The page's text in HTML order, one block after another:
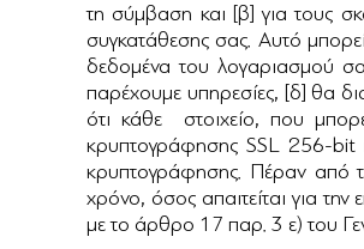
τη σύμβαση και [β] για τους
συγκατάθεσης σας. Αυτό
δεδομένα του λογαριασμού
παρέχουμε υπηρεσίες, [δ] θα
ότι κάθε στοιχείο, που
κρυπτογράφησης SSL 256-bit
κρυπτογράφησης. Πέραν από
χρόνο, όσος απαιτείται για
με το άρθρο 17 παρ. 3 ε) του